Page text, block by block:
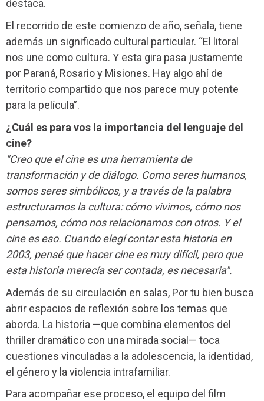
destaca.
El recorrido de este comienzo de año, señala, tiene
además un significado cultural particular. “El litoral
nos une como cultura. Y esta gira pasa justamente
por Paraná, Rosario y Misiones. Hay algo ahí de
territorio compartido que nos parece muy potente
para la película”.
¿Cuál es para vos la importancia del lenguaje del
cine?
"Creo que el cine es una herramienta de
transformación y de diálogo. Como seres humanos,
somos seres simbólicos, y a través de la palabra
estructuramos la cultura: cómo vivimos, cómo nos
pensamos, cómo nos relacionamos con otros. Y el
cine es eso. Cuando elegí contar esta historia en
2003, pensé que hacer cine es muy difícil, pero que
esta historia merecía ser contada, es necesaria".
Además de su circulación en salas, Por tu bien busca
abrir espacios de reflexión sobre los temas que
aborda. La historia —que combina elementos del
thriller dramático con una mirada social— toca
cuestiones vinculadas a la adolescencia, la identidad,
el género y la violencia intrafamiliar.
Para acompañar ese proceso, el equipo del film